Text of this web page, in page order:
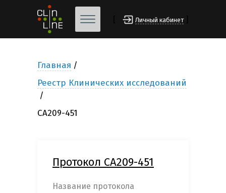
Личный кабинет
Главная
Реестр Клинических исследований
CA209-451
Протокол CA209-451
Название протокола